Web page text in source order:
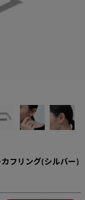
フリング(シルバー)